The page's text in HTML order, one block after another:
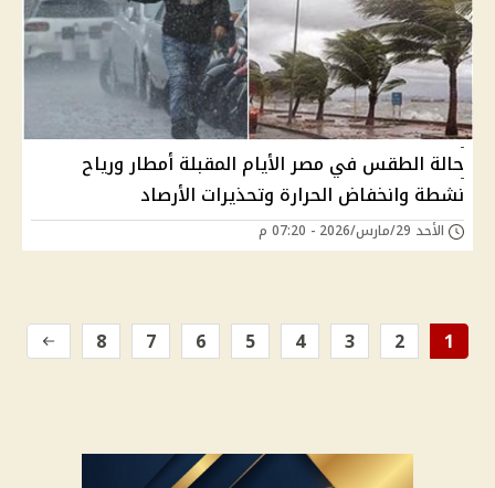
حالة الطقس في مصر الأيام المقبلة أمطار ورياح
نشطة وانخفاض الحرارة وتحذيرات الأرصاد
الأحد 29/مارس/2026 - 07:20 م
1
2
3
4
5
6
7
8